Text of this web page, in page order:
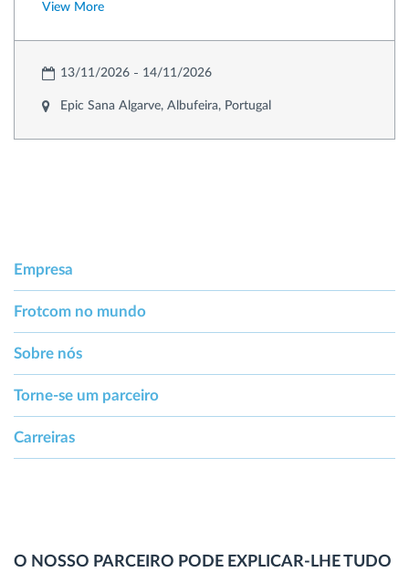
View More
13/11/2026 14/11/2026
Epic Sana Algarve, Albufeira, Portugal
Empresa
Frotcom no mundo
Sobre nós
Torne-se um parceiro
Carreiras
O NOSSO PARCEIRO PODE EXPLICAR-LHE TUDO